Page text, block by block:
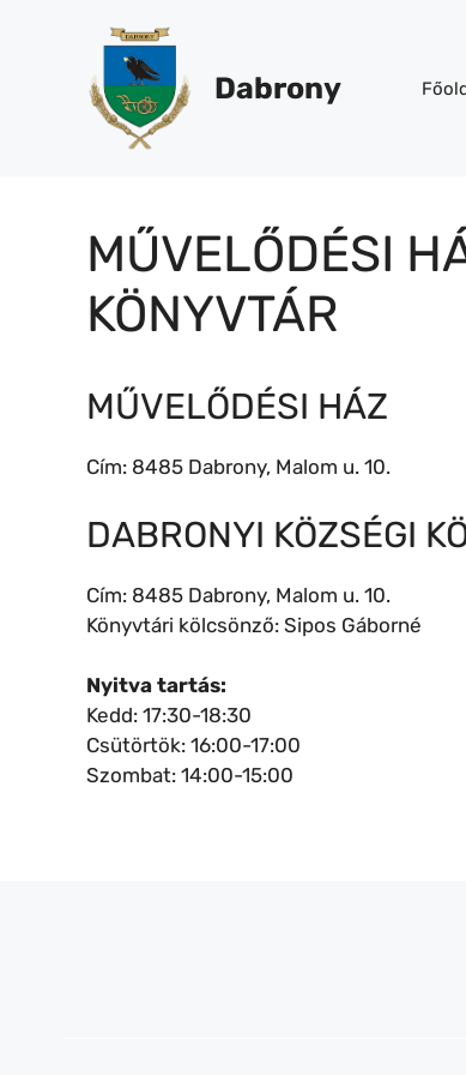
tartalomba
Dabrony
MŰVELŐDÉSI
KÖNYVTÁR
MŰVELŐDÉSI HÁZ
Cím: 8485 Dabrony, Malom u. 10.
DABRONYI KÖZSÉGI
Cím: 8485 Dabrony, Malom u. 10.
Könyvtári kölcsönző: Sipos Gáborné
Nyitva tartás:
Kedd: 17:30-18:30
Csütörtök: 16:00-17:00
Szombat: 14:00-15:00